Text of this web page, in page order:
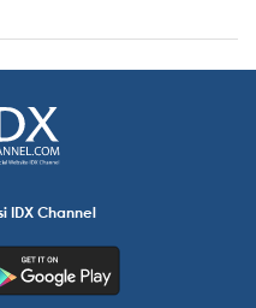
IDX Channel